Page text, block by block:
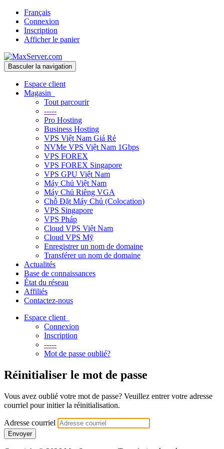
Français
Connexion
Inscription
Afficher le panier
Basculer la navigation
Espace client
Magasin
Tout parcourir
-----
Pro Hosting
Business Hosting
VPS Việt Nam Giá Rẻ
NVMe VPS Việt Nam 1Gbps
VPS FOREX
VPS FOREX Singapore
VPS GPU Việt Nam
Máy Chủ Việt Nam
Máy Chủ Riêng VGA
Chỗ Đặt Máy Chủ (Colocation)
VPS Singapore
VPS Pháp
Cloud VPS Việt Nam
Cloud VPS Mỹ
Enregistrer un nom de domaine
Transférer un nom de domaine
Actualités
Base de connaissances
État du réseau
Affiliés
Contactez-nous
Espace client
Connexion
Inscription
-----
Mot de passe oublié?
Réinitialiser le mot de passe
Vous avez oublié votre mot de passe? Veuillez entrer votre adresse
courriel pour initier la réinitialisation.
Adresse courriel
Envoyer